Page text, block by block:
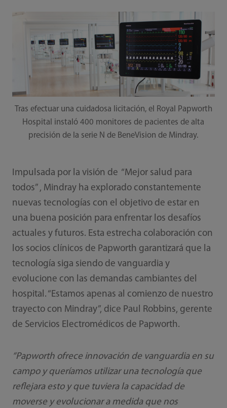
Tras efectuar una cuidadosa licitación, el Royal Papworth
Hospital instaló 400 monitores de pacientes de alta
precisión de la serie N de BeneVision de Mindray.
Impulsada por la visión de “Mejor salud para
todos” , Mindray ha explorado constantemente
nuevas tecnologías con el objetivo de estar en
una buena posición para enfrentar los desafíos
actuales y futuros. Esta estrecha colaboración con
los socios clínicos de Papworth garantizará que la
tecnología siga siendo de vanguardia y
evolucione con las demandas cambiantes del
hospital. “Estamos apenas al comienzo de nuestro
trayecto con Mindray”, dice Paul Robbins, gerente
de Servicios Electromédicos de Papworth.
“Papworth ofrece innovación de vanguardia en su
campo y queríamos utilizar una tecnología que
reflejara esto y que tuviera la capacidad de
moverse y evolucionar a medida que nos